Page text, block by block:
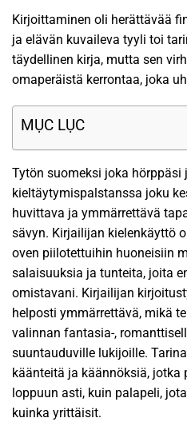
Kirjoittaminen oli herättävää
ja elävän kuvaileva tyyli toi
täydellinen kirja, mutta sen
omaperäistä kerrontaa, joka
MỤC LỤC
Tytön suomeksi joka hörppäsi
kieltäytymispalstanssa joku
huvittava ja ymmärrettävä
sävyn. Kirjailijan kielenkäyttö
oven piilotettuihin huoneisiin
salaisuuksia ja tunteita, joita
omistavani. Kirjailijan
helposti ymmärrettävä, mikä
valinnan fantasia-,
suuntauduville lukijoille.
käänteitä ja käännöksiä,
loppuun asti, kuin palapeli,
kuinka yrittäisit.